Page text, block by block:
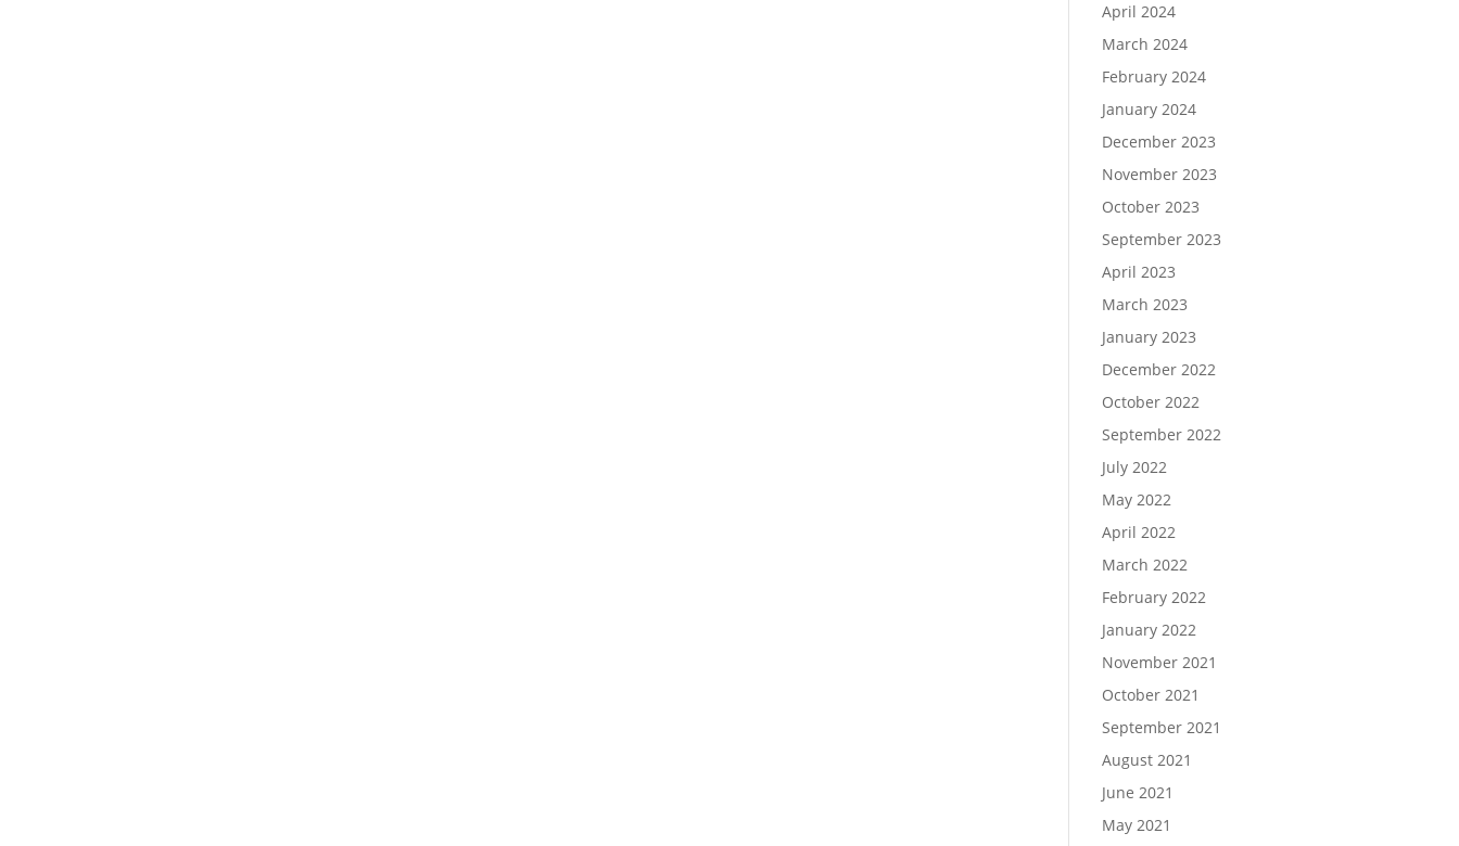
April 2024
March 2024
February 2024
January 2024
December 2023
November 2023
October 2023
September 2023
April 2023
March 2023
January 2023
December 2022
October 2022
September 2022
July 2022
May 2022
April 2022
March 2022
February 2022
January 2022
November 2021
October 2021
September 2021
August 2021
June 2021
May 2021